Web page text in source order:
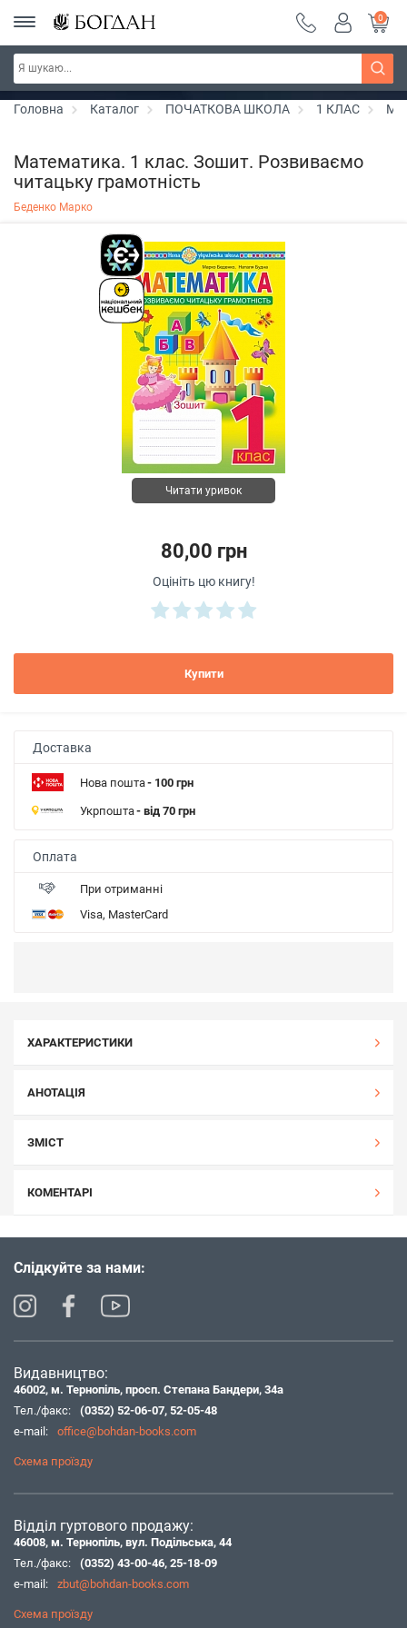
РОЗПРОДАЖ ~ 150 грн ~ 200 грн ~ 250 грн ~
300 грн ~ РОЗПРОДАЖ
Дізнатись більше
0
Головна Каталог ПОЧАТКОВА ШКОЛА 1 КЛАС
Математика. 1 клас. Зошит. Розвиваємо
читацьку грамотність
Беденко Марко
Читати уривок
80,00 грн
Оцініть цю книгу!
Купити
Доставка
Нова пошта- 100 грн
Укрпошта- від 70 грн
Оплата
При отриманні
Visa, MasterCard
ХАРАКТЕРИСТИКИ
АНОТАЦІЯ
ЗМІСТ
КОМЕНТАРІ
Слідкуйте за нами:
Видавництво:
46002, м. Тернопіль, просп. Степана Бандери, 34а
Тел./факс:
(0352) 52-06-07, 52-05-48
e-mail:
office@bohdan-books.com
Схема проїзду
Відділ гуртового продажу:
46008, м. Тернопіль, вул. Подільська, 44
Тел./факс:
(0352) 43-00-46, 25-18-09
e-mail:
zbut@bohdan-books.com
Схема проїзду